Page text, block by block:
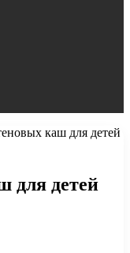
каш для детей
для детей